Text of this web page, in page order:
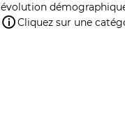
évolution
Cliquez sur une